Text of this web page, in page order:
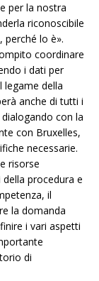
per la nostra
riconoscibile
lo è».
coordinare
i dati per
legame della
anche di tutti i
con la
con Bruxelles,
necessarie.
risorse
procedura e
il
la domanda
i vari aspetti
di